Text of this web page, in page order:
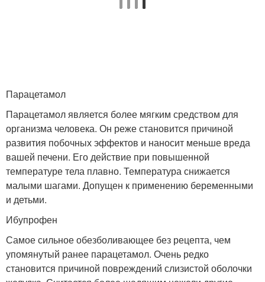
Парацетамол
Парацетамол является более мягким средством для
организма человека. Он реже становится причиной
развития побочных эффектов и наносит меньше вреда
вашей печени. Его действие при повышенной
температуре тела плавно. Температура снижается
малыми шагами. Допущен к применению беременными
и детьми.
Ибупрофен
Самое сильное обезболивающее без рецепта, чем
упомянутый ранее парацетамол. Очень редко
становится причиной повреждений слизистой оболочки